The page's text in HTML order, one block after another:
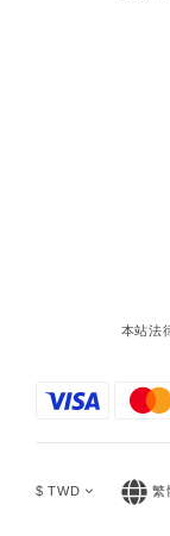
本站法
$ TWD 繁